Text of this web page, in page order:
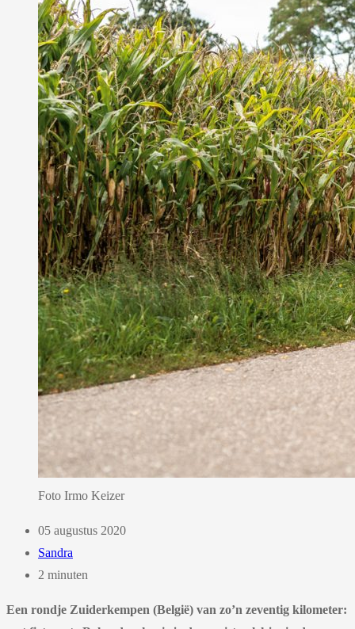
Foto Irmo Keizer
05 augustus 2020
Sandra
2 minuten
Een rondje Zuiderkempen (België) van zo’n zeventig kilometer: